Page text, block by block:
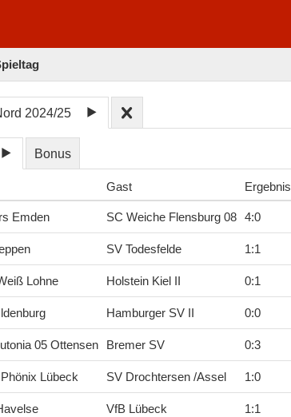
2024/25
Bonus
Gast Ergebnis
Emden SC Weiche Flensburg 08 4:0
SV Todesfelde 1:1
Lohne Holstein Kiel II 0:1
Hamburger SV II 0:0
05 Ottensen Bremer SV 0:3
Lübeck SV Drochtersen /Assel 1:0
VfB Lübeck 1:1